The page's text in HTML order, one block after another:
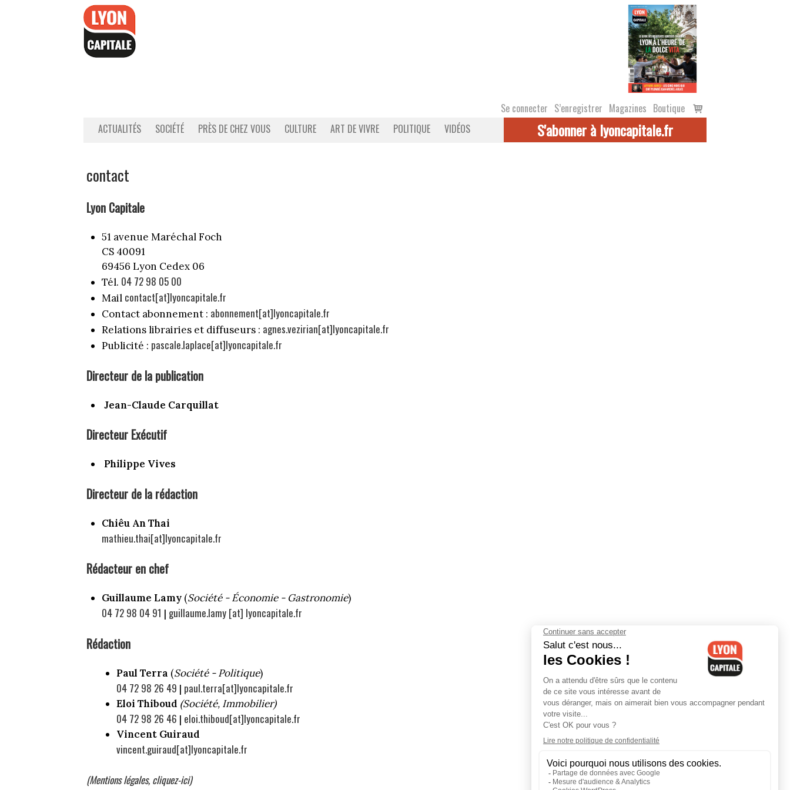
Se connecter S’enregistrer Magazines Boutique
Voir
le
ACTUALITÉS SOCIÉTÉ PRÈS DE CHEZ VOUS CULTURE ART DE VIVRE POLITIQUE VIDÉOS S'abonner à lyoncapitale.fr
contact
Lyon Capitale
51 avenue Maréchal Foch
CS 40091
69456 Lyon Cedex 06
Tél. 04 72 98 05 00
Mail contact[at]lyoncapitale.fr
Contact abonnement : abonnement[at]lyoncapitale.fr
Relations librairies et diffuseurs : agnes.vezirian[at]lyoncapitale.fr
Publicité : pascale.laplace[at]lyoncapitale.fr
Directeur de la publication
Jean-Claude Carquillat
Directeur Exécutif
Philippe Vives
Directeur de la rédaction
Chiêu An Thai
mathieu.thai[at]lyoncapitale.fr
Rédacteur en chef
Guillaume Lamy(Société - Économie - Gastronomie)
04 72 98 04 91 | guillaume.lamy [at] lyoncapitale.fr
Rédaction
Paul Terra (Société - Politique)
04 72 98 26 49 | paul.terra[at]lyoncapitale.fr
Eloi Thiboud (Société, Immobilier)
04 72 98 26 46 | eloi.thiboud[at]lyoncapitale.fr
Vincent Guiraud
vincent.guiraud[at]lyoncapitale.fr
(Mentions légales, cliquez-ici)